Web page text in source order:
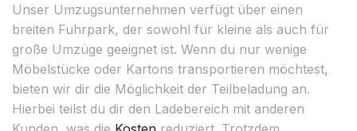
Unser Umzugsunternehmen verfügt über einen
breiten Fuhrpark, der sowohl für kleine als auch für
große Umzüge geeignet ist. Wenn du nur wenige
Möbelstücke oder Kartons transportieren möchtest,
bieten wir dir die Möglichkeit der Teilbeladung an.
Hierbei teilst du dir den Ladebereich mit anderen